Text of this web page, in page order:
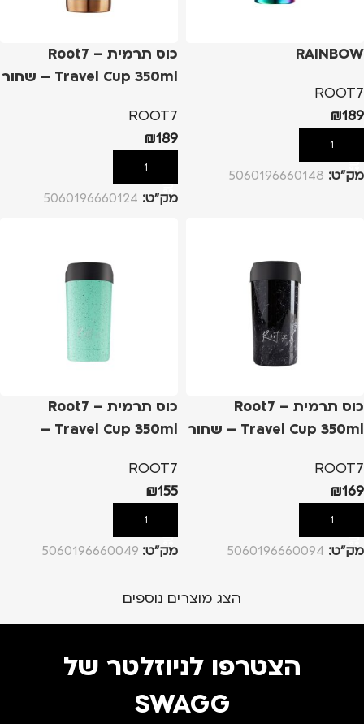
RAINBOW
ROOT7
₪189
הוספה לסל
מק”ט: 5060196660148
כוס תרמית – Root7
Travel Cup 350ml – שחור
ROOT7
₪189
הוספה לסל
מק”ט: 5060196660124
כוס תרמית – Root7
Travel Cup 350ml – שחור
ROOT7
₪169
הוספה לסל
מק”ט: 5060196660094
כוס תרמית – Root7
Travel Cup 350ml –
ROOT7
₪155
הוספה לסל
מק”ט: 5060196660049
הצג מוצרים נוספים
הצטרפו לניוזלטר של
SWAGG